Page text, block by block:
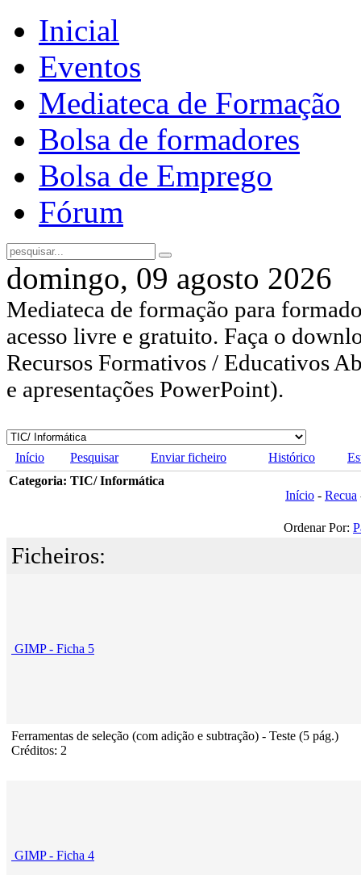
Inicial
Eventos
Mediateca de Formação
Bolsa de formadores
Bolsa de Emprego
Fórum
domingo, 09 agosto 2026
Mediateca de formação para
acesso livre e gratuito. Faça o
Recursos Formativos / Educativos
e apresentações PowerPoint).
Início Pesquisar Enviar ficheiro Histórico
Categoria: TIC/ Informática
Início - Recua
Ordenar Por:
Ficheiros:
GIMP - Ficha 5
Ferramentas de seleção (com adição e subtração) - Teste (5 pág.)
Créditos: 2
GIMP - Ficha 4